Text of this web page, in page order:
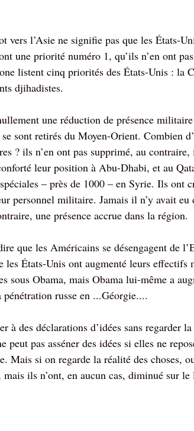
vers l’Asie ne signifie pas que les États-
une priorité numéro 1, qu’ils n’en ont
listent cinq priorités des États-Unis : la
djihadistes.
une réduction de présence
sont retirés du Moyen-Orient. Combien
? ils n’en ont pas supprimé, au
leur position à Abu-Dhabi, et au
– près de 1000 – en Syrie. Ils ont
personnel militaire. Jamais il n’y avait eu
une présence accrue dans la région.
que les Américains se désengagent de
les États-Unis ont augmenté leurs effectifs
sous Obama, mais Obama lui-même a
russe en ...Géorgie....
à des déclarations d’idées sans regarder
peut pas asséner des idées si elles ne
Mais si on regarde la réalité des choses,
ils n’ont, en aucun cas, diminué sur